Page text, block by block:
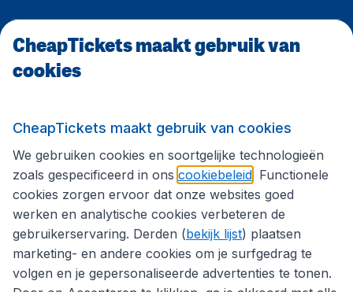
CheapTickets.be
Volg CheapTickets.be
CheapTickets maakt gebruik van
cookies
CheapTickets maakt gebruik van cookies
We gebruiken cookies en soortgelijke technologieën
zoals gespecificeerd in ons cookiebeleid . Functionele
cookies zorgen ervoor dat onze websites goed
werken en analytische cookies verbeteren de
gebruikerservaring. Derden (bekijk lijst) plaatsen
marketing- en andere cookies om je surfgedrag te
volgen en je gepersonaliseerde advertenties te tonen.